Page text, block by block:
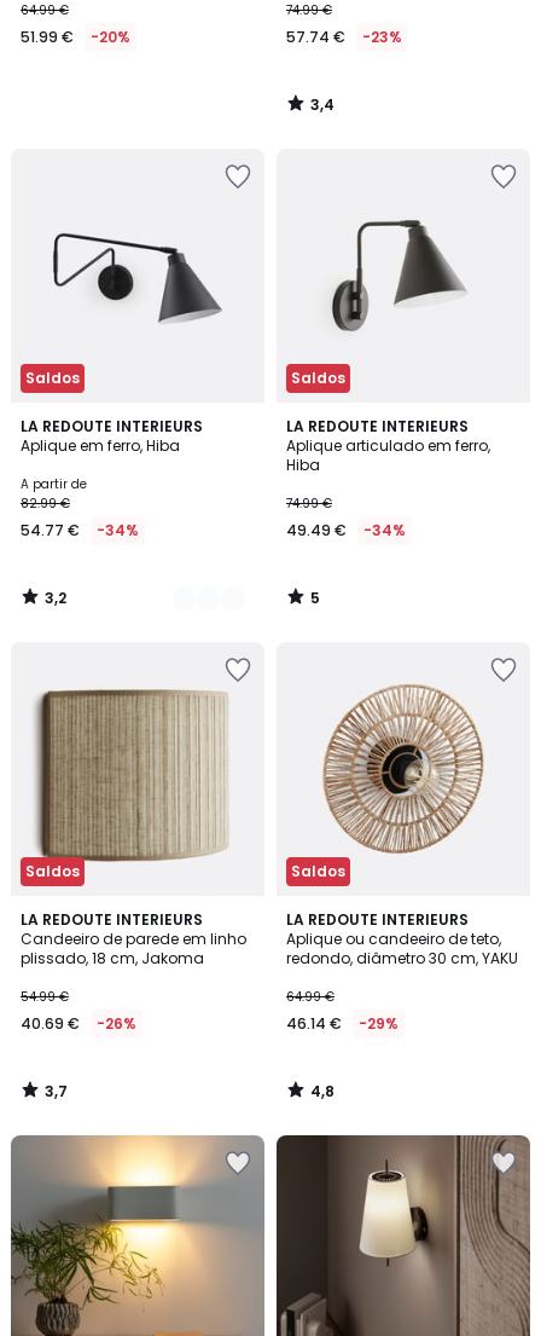
64.99 €
51.99 € -20%
74.99 €
57.74 € -23%
3,4
/
Saldos
LA REDOUTE INTERIEURS
Aplique em ferro, Hiba
A partir de
82.99 €
54.77 € -34%
3,2
/ 5
2
Cores
3,2
/
Saldos
LA REDOUTE INTERIEURS
Aplique articulado em ferro,
Hiba
74.99 €
49.49 € -34%
5
/
5
5
/
Saldos
LA REDOUTE INTERIEURS
Candeeiro de parede em linho
plissado, 18 cm, Jakoma
54.99 €
40.69 € -26%
3,7
/ 5
3,7
/
Saldos
LA REDOUTE INTERIEURS
Aplique ou candeeiro de teto,
redondo, diâmetro 30 cm, YAKU
64.99 €
46.14 € -29%
4,8
/ 5
4,8
/